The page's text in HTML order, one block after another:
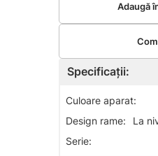
Specificații:
Culoare aparat:
Design rame:
La
Serie:
Adaugă